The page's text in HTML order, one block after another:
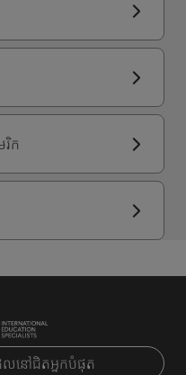
ក
លនៅជិតអ្នកបំផុត